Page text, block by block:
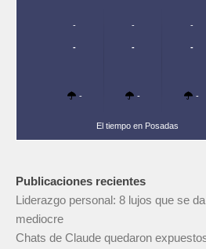
-
-
-
-
-
-
-
-
-
El tiempo en Posadas
Publicaciones recientes
Liderazgo personal: 8 lujos que se
mediocre
Chats de Claude quedaron